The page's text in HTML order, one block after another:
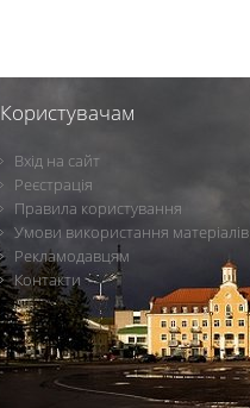
Користувачам
Вхід на сайт
Реєстрація
Правила користування
Умови використання матеріалів
Рекламодавцям
Контакти